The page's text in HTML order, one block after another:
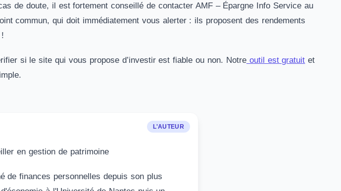
de doute, il est fortement conseillé de contacter AMF – Épargne Info Service au
commun, qui doit immédiatement vous alerter : ils proposent des rendements
si le site qui vous propose d’investir est fiable ou non. Notreoutil est gratuit et
L'AUTEUR
en gestion de patrimoine
de finances personnelles depuis son plus